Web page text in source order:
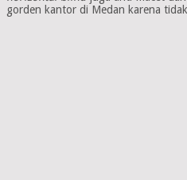
gorden kantor di Medan karena